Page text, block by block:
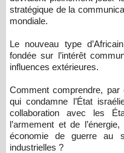
stratégique de la
mondiale.
Le nouveau type
fondée sur l’intérêt
influences extérieures.
Comment comprendre,
qui condamne l’État
collaboration avec les
l’armement et de
économie de guerre au
industrielles ?